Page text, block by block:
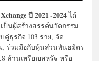
ปี 2021 -2024ได้
ป็นผู้สร้างสรรค์นวัตกรรม
คู่ธุรกิจ 103 ราย, จัด
, ร่วมมือกับหุ้นส่วนพันธมิตร
ล้านเหรียญสหรัฐ หรือ